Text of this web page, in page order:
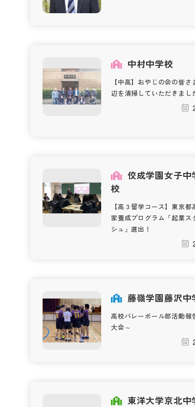
中村中学校
【中高】おやじの会の皆さ
辺を清掃していただきまし
佼成学園女子中
校
【高３留学コース】東京
家養成プログラム「起業ス
シュ」選出！
藤嶺学園藤沢中
高校バレーボール部活動報
大会～
東洋大学京北中